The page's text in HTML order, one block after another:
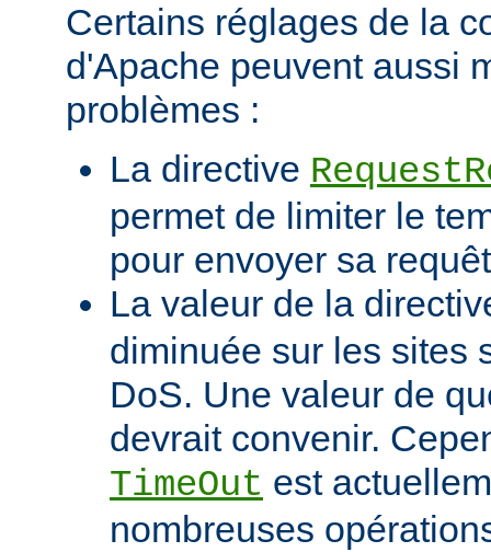
Certains réglages de la
d'Apache peuvent aussi
problèmes :
La directive
permet de limiter le
pour envoyer sa
La valeur de la
diminuée sur les sites
DoS. Une valeur de
devrait convenir.
TimeOut est
nombreuses